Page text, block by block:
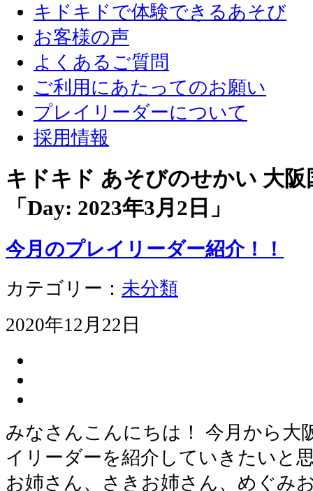
キドキドで体験できるあそび
お客様の声
よくあるご質問
ご利用にあたってのお願い
プレイリーダーについて
採用情報
キドキド あそびのせかい 大
「Day: 2023年3月2日 」
今月のプレイリーダー紹介！！
カテゴリー： 未分類
2020年12月22日
みなさんこんにちは！ 今月から大
イリーダーを紹介していきたいと
お姉さん、さきお姉さん、めぐみ